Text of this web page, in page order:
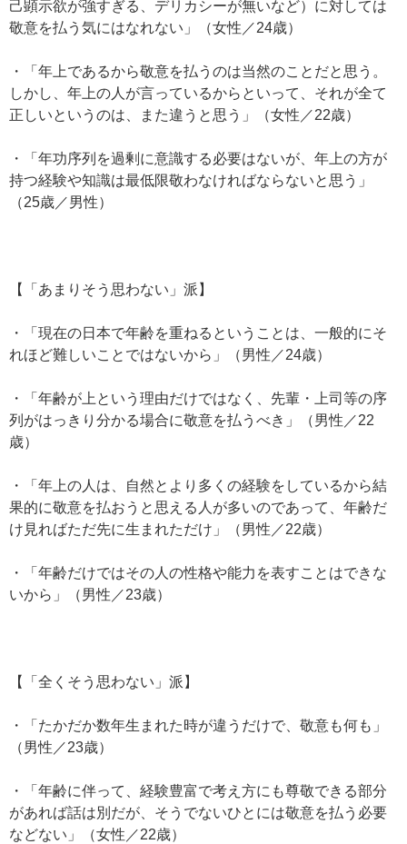
己顕示欲が強すぎる、デリカシーが無いなど）に対しては
敬意を払う気にはなれない」（女性／24歳）
・「年上であるから敬意を払うのは当然のことだと思う。
しかし、年上の人が言っているからといって、それが全て
正しいというのは、また違うと思う」（女性／22歳）
・「年功序列を過剰に意識する必要はないが、年上の方が
持つ経験や知識は最低限敬わなければならないと思う」
（25歳／男性）
【「あまりそう思わない」派】
・「現在の日本で年齢を重ねるということは、一般的にそ
れほど難しいことではないから」（男性／24歳）
・「年齢が上という理由だけではなく、先輩・上司等の序
列がはっきり分かる場合に敬意を払うべき」（男性／22
歳）
・「年上の人は、自然とより多くの経験をしているから結
果的に敬意を払おうと思える人が多いのであって、年齢だ
け見ればただ先に生まれただけ」（男性／22歳）
・「年齢だけではその人の性格や能力を表すことはできな
いから」（男性／23歳）
【「全くそう思わない」派】
・「たかだか数年生まれた時が違うだけで、敬意も何も」
（男性／23歳）
・「年齢に伴って、経験豊富で考え方にも尊敬できる部分
があれば話は別だが、そうでないひとには敬意を払う必要
などない」（女性／22歳）